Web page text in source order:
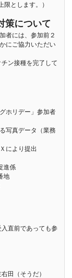
とします。）
策について
には、参加前２
にご協力いただい
ン接種を完了して
ホリデー」参加者
データ（業務
により提出
進係
直前であっても参
田（そうだ）